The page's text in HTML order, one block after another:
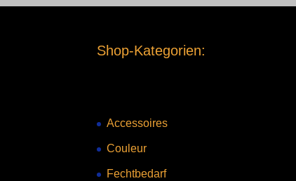
Shop-Kategorien:
Accessoires
Couleur
Fechtbedarf